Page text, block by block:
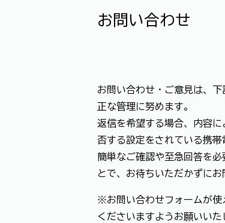
お問い合わせ
お問い合わせ・ご意見は、
正な管理に努めます。
返信を希望する場合、内容
否する設定をされている携帯
簡単なご確認や至急回答を
とで、お待ちいただかずに
※お問い合わせフォームが使
くださいますようお願いい